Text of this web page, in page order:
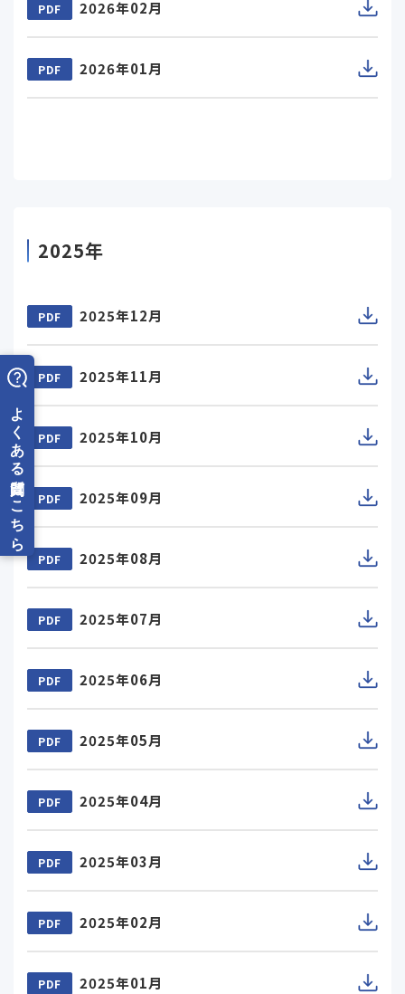
PDF 2026年02月
PDF 2026年01月
2025年
PDF 2025年12月
PDF 2025年11月
PDF 2025年10月
PDF 2025年09月
PDF 2025年08月
PDF 2025年07月
PDF 2025年06月
PDF 2025年05月
PDF 2025年04月
PDF 2025年03月
PDF 2025年02月
PDF 2025年01月